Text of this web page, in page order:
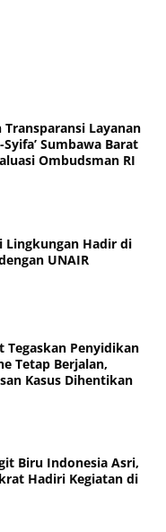
Layanan
Sumbawa Barat
Ombudsman RI
Lingkungan Hadir di
UNAIR
Tegaskan Penyidikan
Tetap Berjalan,
Kasus Dihentikan
Biru Indonesia Asri,
Hadiri Kegiatan di